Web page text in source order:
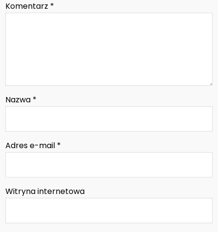
Komentarz *
Nazwa *
Adres e-mail *
Witryna internetowa